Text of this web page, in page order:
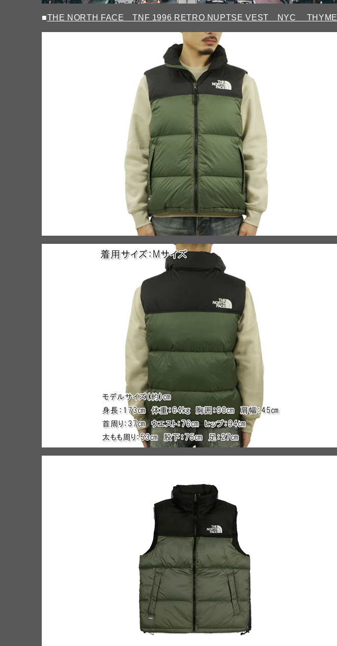
■THE NORTH FACE TNF 1996 RETRO NUPTSE VEST NYC THYME